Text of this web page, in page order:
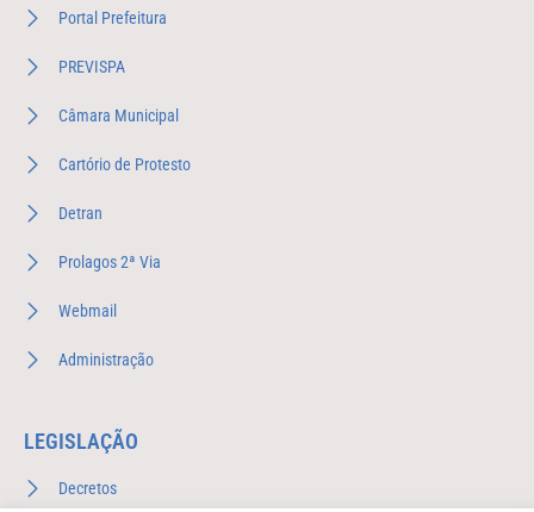
Portal Prefeitura
PREVISPA
Câmara Municipal
Cartório de Protesto
Detran
Prolagos 2ª Via
Webmail
Administração
LEGISLAÇÃO
Decretos